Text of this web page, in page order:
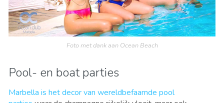
Foto met dank aan Ocean Beach
Pool- en boat parties
Marbella is het decor van wereldbefaamde pool